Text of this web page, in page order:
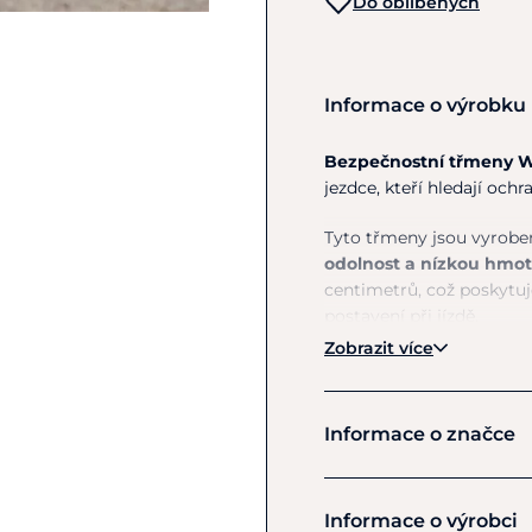
Informace o výrobku
Bezpečnostní třmeny
jezdce, kteří hledají
Tyto třmeny jsou
odolnost a nízkou
centimetrů, což
vnějšího ramene. To
vybavení.Investice do
Zobrazit více
Informace o značce
Waldhausen
Informace o výrobci